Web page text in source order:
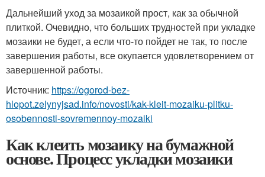
Дальнейший уход за мозаикой прост, как за обычной
плиткой. Очевидно, что больших трудностей при укладке
мозаики не будет, а если что-то пойдет не так, то после
завершения работы, все окупается удовлетворением от
завершенной работы.
Источник: https://ogorod-bez-
hlopot.zelynyjsad.info/novosti/kak-kleit-mozaiku-plitku-
osobennosti-sovremennoy-mozaiki
Как клеить мозаику на бумажной
основе. Процесс укладки мозаики